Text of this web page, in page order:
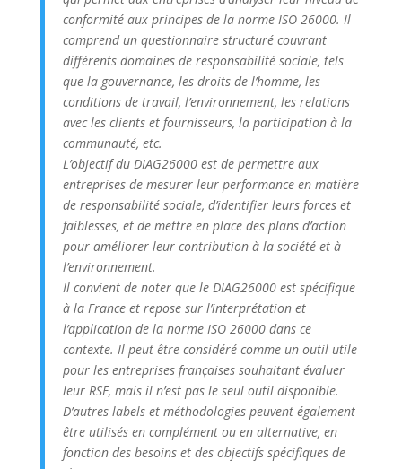
conformité aux principes de la norme ISO 26000. Il
comprend un questionnaire structuré couvrant
différents domaines de responsabilité sociale, tels
que la gouvernance, les droits de l’homme, les
conditions de travail, l’environnement, les relations
avec les clients et fournisseurs, la participation à la
communauté, etc.
L’objectif du DIAG26000 est de permettre aux
entreprises de mesurer leur performance en matière
de responsabilité sociale, d’identifier leurs forces et
faiblesses, et de mettre en place des plans d’action
pour améliorer leur contribution à la société et à
l’environnement.
Il convient de noter que le DIAG26000 est spécifique
à la France et repose sur l’interprétation et
l’application de la norme ISO 26000 dans ce
contexte. Il peut être considéré comme un outil utile
pour les entreprises françaises souhaitant évaluer
leur RSE, mais il n’est pas le seul outil disponible.
D’autres labels et méthodologies peuvent également
être utilisés en complément ou en alternative, en
fonction des besoins et des objectifs spécifiques de